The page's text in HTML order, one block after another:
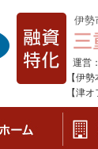
伊勢
運営
【伊
【津